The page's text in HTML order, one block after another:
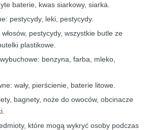
baterie, kwas siarkowy, siarka.
pestycydy, leki, pestycydy.
pestycydy, wszystkie butle ze
plastikowe.
benzyna, farba, mleko,
wały, pierścienie, baterie litowe.
bagnety, noże do owoców, obcinacze
które mogą wykryć osoby podczas